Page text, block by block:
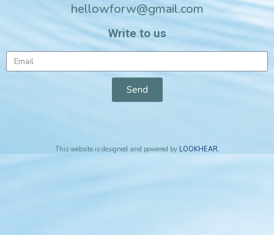
hellowforw@gmail.com
Write to us
Send
This website is designed and powered byLOOKHEAR.